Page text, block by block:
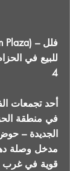
للبيع في
4
في منطقة
مدخل وصلة
قوية في غرب